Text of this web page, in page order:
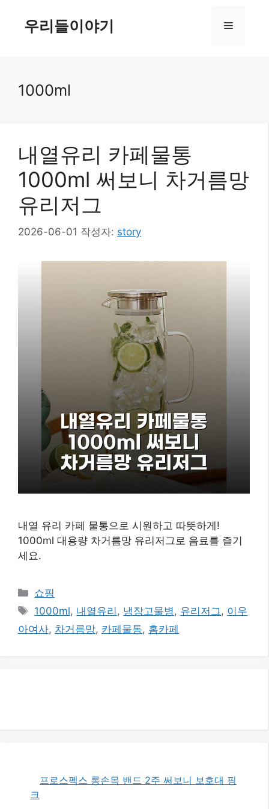
우리들이야기 메
1000ml
내열유리 카페물통
1000ml 써보니 차거름망
유리저그
2026-06-01 작성자: story
내열 유리 카페 물통으로 시원하고 따뜻하게!
1000ml 대용량 차거름망 유리저그로 음료를 즐기
세요.
카
테
리
쇼핑
태
그
1000ml, 내열유리 , 냉장고물병 , 유리저그 , 이우
아여사, 차거름망, 카페물통, 홈카페
프로스펙스 롱손목 밴드 2주 써보니 보호대 핑
크